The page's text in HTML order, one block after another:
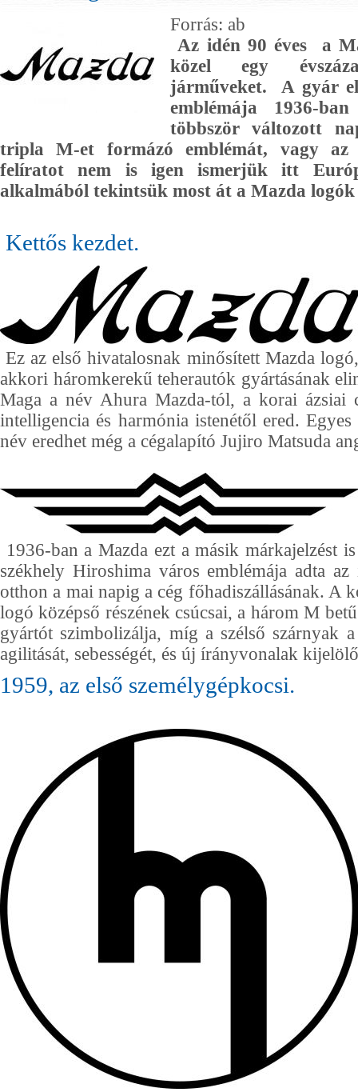
Forrás: ab
Az idén 90 éves a
közel egy
járműveket. A gyár
emblémája 1936-
többször változott
tripla M-et formázó emblémát, vagy
felíratot nem is igen ismerjük itt
alkalmából tekintsük most át a Mazda
Kettős kezdet.
Ez az első hivatalosnak minősített Mazda
akkori háromkerekű teherautók gyártásának
Maga a név Ahura Mazda-tól, a korai ázsiai
intelligencia és harmónia istenétől ered.
név eredhet még a cégalapító Jujiro Matsuda
1936-ban a Mazda ezt a másik márkajelzést
székhely Hiroshima város emblémája adta
otthon a mai napig a cég főhadiszállásának. A
logó középső részének csúcsai, a három M
gyártót szimbolizálja, míg a szélső szárnyak
agilitását, sebességét, és új írányvonalak
1959, az első személygépkocsi.